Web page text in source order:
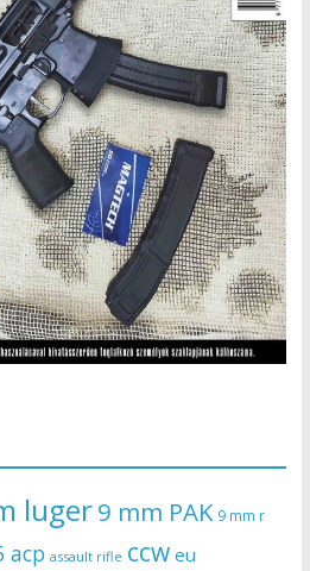
luger9 mm PAK 9 mm r
acp assault rifle ccw eu